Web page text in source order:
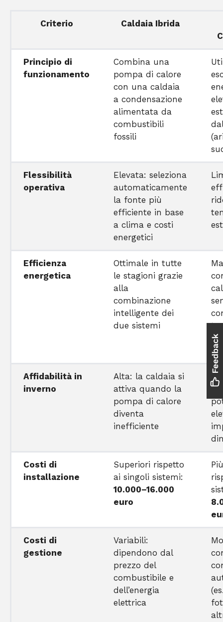
Criterio Caldaia Ibrida
Principio di
funzionamento
Combina una
pompa di calore
con una caldaia
a condensazione
alimentata da
combustibili
fossili
Flessibilità
operativa
Elevata: seleziona
automaticamente
la fonte più
efficiente in base
a clima e costi
energetici
Efficienza
energetica
Ottimale in tutte
le stagioni grazie
alla
combinazione
intelligente dei
due sistemi
Affidabilità in
inverno
Alta: la caldaia si
attiva quando la
pompa di calore
diventa
inefficiente
Costi di
installazione
Superiori rispetto
ai singoli sistemi:
10.000–16.000
euro
Costi di
gestione
Variabili:
dipendono dal
prezzo del
combustibile e
dell’energia
elettrica